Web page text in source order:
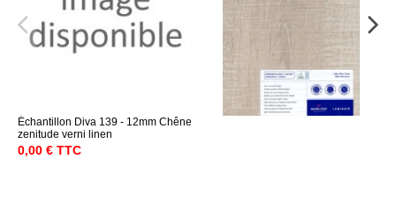
Échantillon Diva 139 - 12mm Chêne
zenitude verni linen
0,00 € TTC